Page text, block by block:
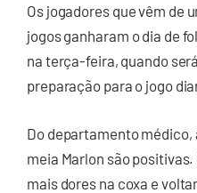
Os jogadores que vêm de
jogos ganharam o dia de
na terça-feira, quando
preparação para o jogo
Do departamento
meia Marlon são
mais dores na coxa e